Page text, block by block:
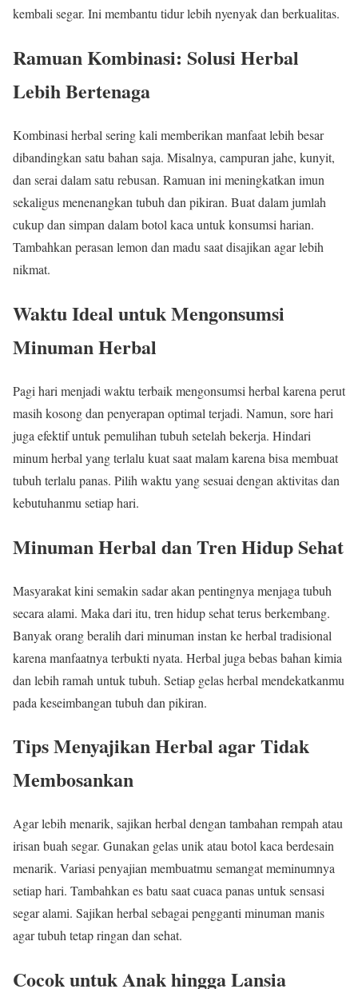
kembali segar. Ini membantu tidur lebih nyenyak dan berkualitas.
Ramuan Kombinasi: Solusi Herbal
Lebih Bertenaga
Kombinasi herbal sering kali memberikan manfaat lebih besar
dibandingkan satu bahan saja. Misalnya, campuran jahe, kunyit,
dan serai dalam satu rebusan. Ramuan ini meningkatkan imun
sekaligus menenangkan tubuh dan pikiran. Buat dalam jumlah
cukup dan simpan dalam botol kaca untuk konsumsi harian.
Tambahkan perasan lemon dan madu saat disajikan agar lebih
nikmat.
Waktu Ideal untuk Mengonsumsi
Minuman Herbal
Pagi hari menjadi waktu terbaik mengonsumsi herbal karena perut
masih kosong dan penyerapan optimal terjadi. Namun, sore hari
juga efektif untuk pemulihan tubuh setelah bekerja. Hindari
minum herbal yang terlalu kuat saat malam karena bisa membuat
tubuh terlalu panas. Pilih waktu yang sesuai dengan aktivitas dan
kebutuhanmu setiap hari.
Minuman Herbal dan Tren Hidup Sehat
Masyarakat kini semakin sadar akan pentingnya menjaga tubuh
secara alami. Maka dari itu, tren hidup sehat terus berkembang.
Banyak orang beralih dari minuman instan ke herbal tradisional
karena manfaatnya terbukti nyata. Herbal juga bebas bahan kimia
dan lebih ramah untuk tubuh. Setiap gelas herbal mendekatkanmu
pada keseimbangan tubuh dan pikiran.
Tips Menyajikan Herbal agar Tidak
Membosankan
Agar lebih menarik, sajikan herbal dengan tambahan rempah atau
irisan buah segar. Gunakan gelas unik atau botol kaca berdesain
menarik. Variasi penyajian membuatmu semangat meminumnya
setiap hari. Tambahkan es batu saat cuaca panas untuk sensasi
segar alami. Sajikan herbal sebagai pengganti minuman manis
agar tubuh tetap ringan dan sehat.
Cocok untuk Anak hingga Lansia